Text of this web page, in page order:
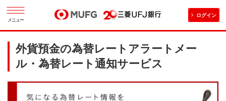
メニュー
ログイン
外貨預金の為替レートアラートメー
ル・為替レート通知サービス